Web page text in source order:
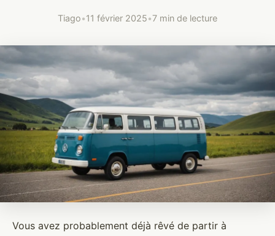
Tiago•11 février 2025•7 min de lecture
Vous avez probablement déjà rêvé de partir à